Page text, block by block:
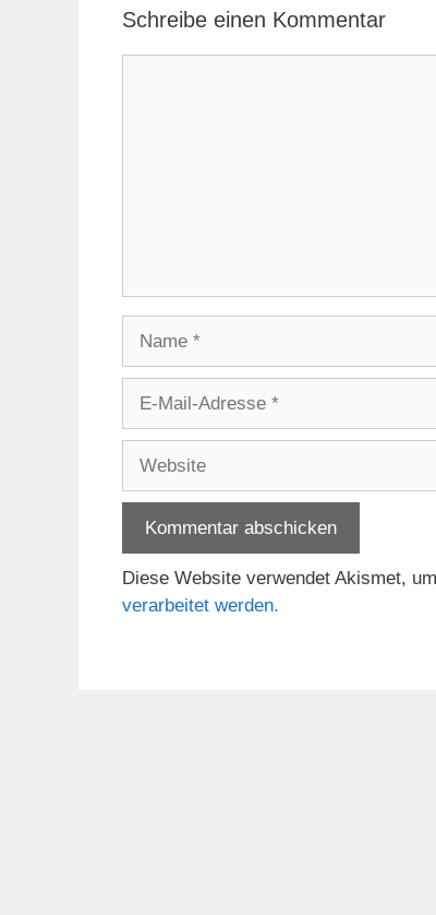
Schreibe einen Kommentar
Adresse
Diese Website verwendet Akismet,
verarbeitet werden.